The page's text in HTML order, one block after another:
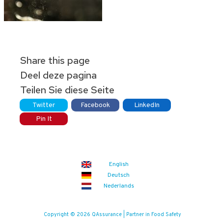
Share this page
Deel deze pagina
Teilen Sie diese Seite
Twitter Facebook
LinkedIn
Pin It
English
Deutsch
Nederlands
Copyright © 2026 QAssurance | Partner in Food Safety